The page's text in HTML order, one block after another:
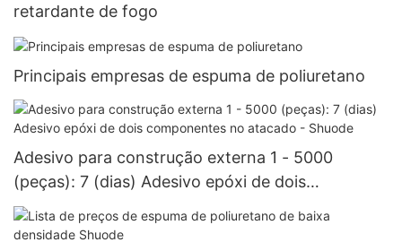
retardante de fogo
Principais empresas de espuma de poliuretano
Adesivo para construção externa 1 - 5000
(peças): 7 (dias) Adesivo epóxi de dois
componentes no atacado - Shuode